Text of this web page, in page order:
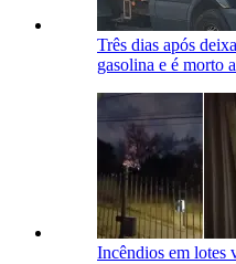
Três dias após
gasolina e é morto
Incêndios em lotes